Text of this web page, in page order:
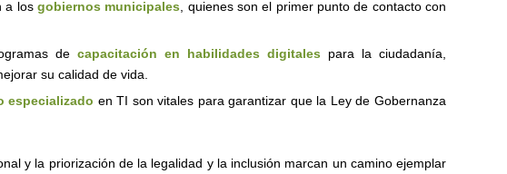
a los gobiernos municipales , quienes son el primer punto de contacto con
de capacitación en habilidades digitales para la ciudadanía,
su calidad de vida.
especializado en TI son vitales para garantizar que la Ley de Gobernanza
y la priorización de la legalidad y la inclusión marcan un camino ejemplar